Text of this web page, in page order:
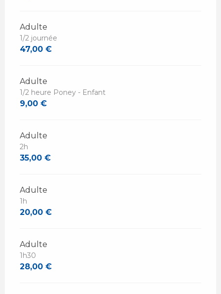
Adulte
1/2 journée
47,00 €
Adulte
1/2 heure Poney - Enfant
9,00 €
Adulte
2h
35,00 €
Adulte
1h
20,00 €
Adulte
1h30
28,00 €